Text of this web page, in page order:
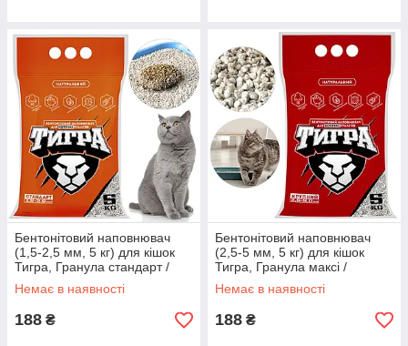
Бентонітовий наповнювач
(1,5-2,5 мм, 5 кг) для кішок
Тигра, Гранула стандарт /
Наповнювач, що утворює
грудочки без запаху
Немає в наявності
188 ₴
Бентонітовий наповнювач
(2,5-5 мм, 5 кг) для кішок
Тигра, Гранула максі /
Наповнювач, що утворює
грудочки без запаху
Немає в наявності
188 ₴